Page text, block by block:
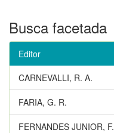
Busca facetada
Editor
CARNEVALLI, R. A.
FARIA, G. R.
FERNANDES JUNIOR, F.